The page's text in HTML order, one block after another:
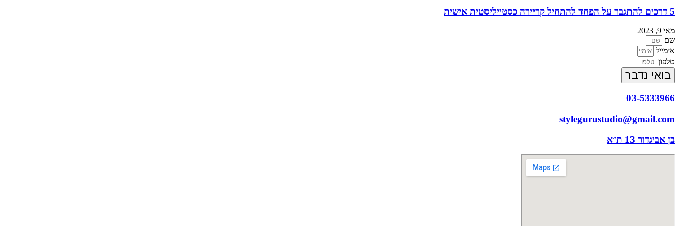
5 דרכים להתגבר על הפחד להתחיל קריירה כסטייליסטית אישית
מאי 9, 2023
שם
אימייל
טלפון
בואי נדבר
03-5333966
stylegurustudio@gmail.com
בן אביגדור 13 ת״א